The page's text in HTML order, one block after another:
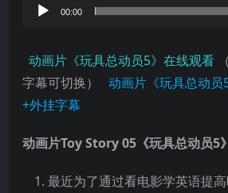
00:00
动画片《玩具总动员5》在线观看
字幕可切换）
动画片《玩具总动员
+外挂字幕
动画片Toy Story 05《玩具总动员5
最近为了通过看电影学英语提